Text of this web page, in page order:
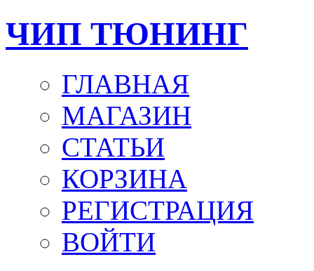
ЧИП ТЮНИНГ
ГЛАВНАЯ
МАГАЗИН
СТАТЬИ
КОРЗИНА
РЕГИСТРАЦИЯ
ВОЙТИ